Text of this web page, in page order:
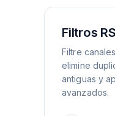
Filtros
Filtre
elimine
antiguas y
avanzados.